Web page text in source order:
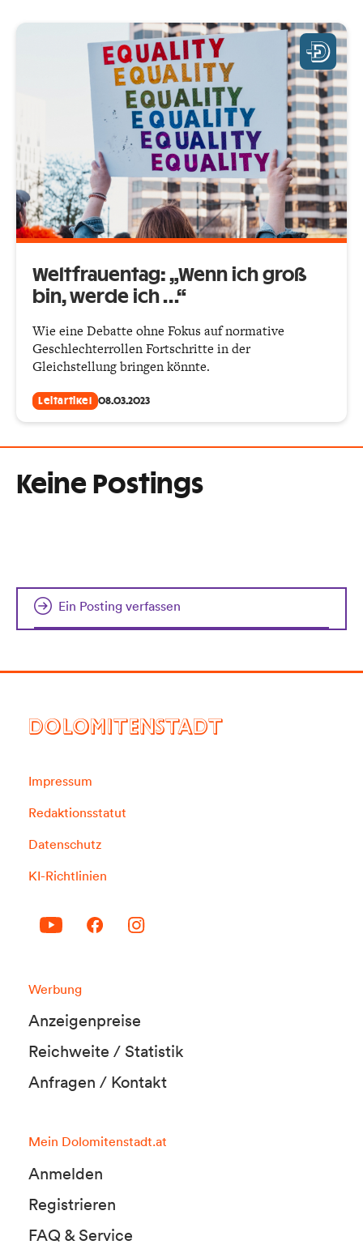
Weltfrauentag: „Wenn ich groß
bin, werde ich …“
Wie eine Debatte ohne Fokus auf normative
Geschlechterrollen Fortschritte in der
Gleichstellung bringen könnte.
Leitartikel 08.03.2023
Keine Postings
Ein Posting verfassen
DOLOMITENSTADT
Impressum
Redaktionsstatut
Datenschutz
KI-Richtlinien
Werbung
Anzeigenpreise
Reichweite / Statistik
Anfragen / Kontakt
Mein Dolomitenstadt.at
Anmelden
Registrieren
FAQ & Service